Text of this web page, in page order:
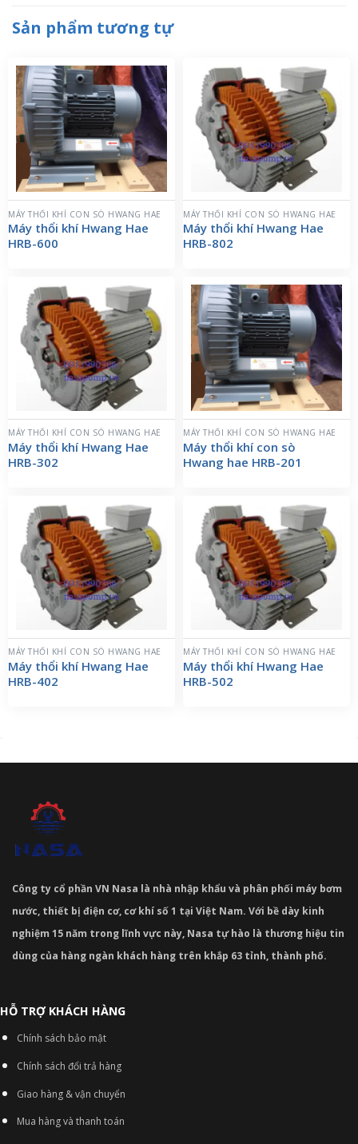
Sản phẩm tương tự
MÁY THỔI KHÍ CON SÒ HWANG HAE
Máy thổi khí Hwang Hae
HRB-600
MÁY THỔI KHÍ CON SÒ HWANG HAE
Máy thổi khí Hwang Hae
HRB-802
MÁY THỔI KHÍ CON SÒ HWANG HAE
Máy thổi khí Hwang Hae
HRB-302
MÁY THỔI KHÍ CON SÒ HWANG HAE
Máy thổi khí con sò
Hwang hae HRB-201
MÁY THỔI KHÍ CON SÒ HWANG HAE
Máy thổi khí Hwang Hae
HRB-402
MÁY THỔI KHÍ CON SÒ HWANG HAE
Máy thổi khí Hwang Hae
HRB-502
Công ty cổ phần VN Nasa là nhà nhập khẩu và phân phối máy bơm
nước, thiết bị điện cơ, cơ khí số 1 tại Việt Nam. Với bề dày kinh
nghiệm 15 năm trong lĩnh vực này, Nasa tự hào là thương hiệu tin
dùng của hàng ngàn khách hàng trên khắp 63 tỉnh, thành phố.
HỖ TRỢ KHÁCH HÀNG
Chính sách bảo mật
Chính sách đổi trả hàng
Giao hàng & vận chuyển
Mua hàng và thanh toán